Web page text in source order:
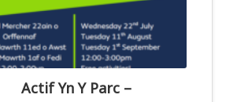
Actif Yn Y Parc –